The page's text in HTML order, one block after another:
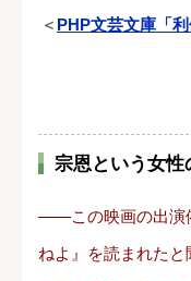
＜ PHP文芸文庫「
宗恩という女性
――この映画の出演
ねよ』を読まれたと